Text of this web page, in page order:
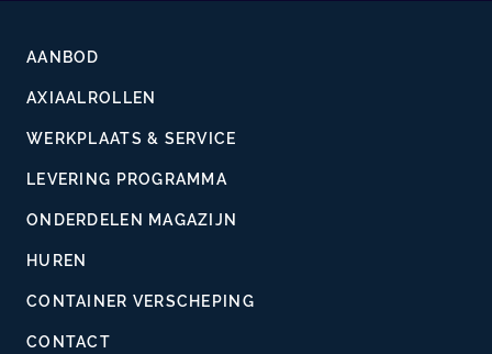
AANBOD
AXIAALROLLEN
WERKPLAATS & SERVICE
LEVERING PROGRAMMA
ONDERDELEN MAGAZIJN
HUREN
CONTAINER VERSCHEPING
CONTACT